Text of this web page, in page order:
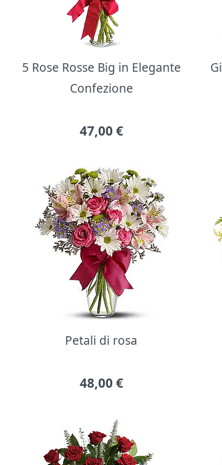
5 Rose Rosse Big in Elegante
Confezione
47,00 €
Petali di rosa
48,00 €